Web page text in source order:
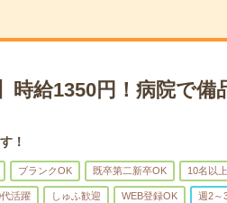
時給1350円！病院で備
！
ブランクOK 既卒第二新卒OK 10名以
活躍 しゅふ歓迎 WEB登録OK 週2～